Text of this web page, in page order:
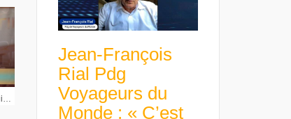
Jean-François
Rial Pdg
Voyageurs du
Monde : « C’est